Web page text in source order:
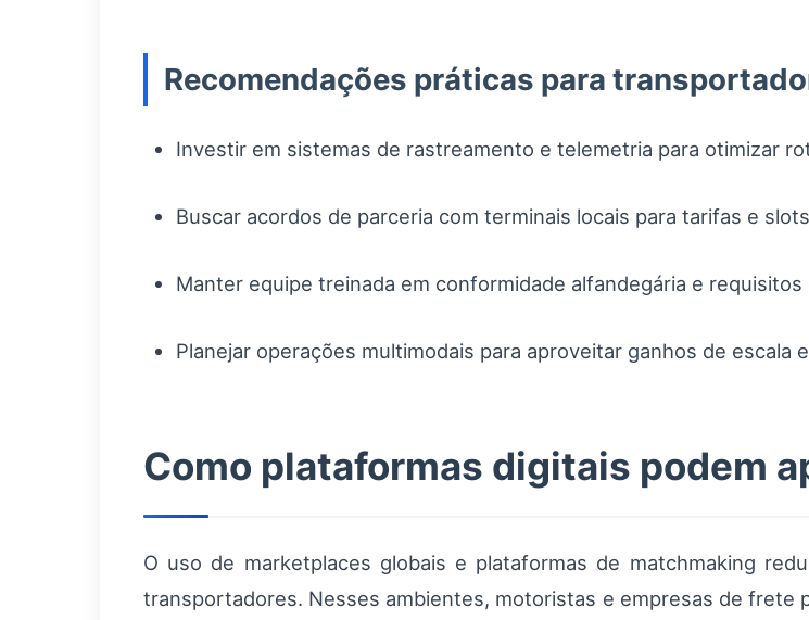
Recomendações práticas para
Investir em sistemas de rastreamento e telemetria para otimizar
Buscar acordos de parceria com terminais locais para tarifas e
Manter equipe treinada em conformidade alfandegária e
Planejar operações multimodais para aproveitar ganhos de escala
Como plataformas digitais podem
O uso de marketplaces globais e plataformas de matchmaking
transportadores. Nesses ambientes, motoristas e empresas de frete